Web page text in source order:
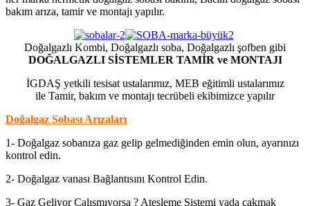
bakım arıza, tamir ve montajı yapılır.
Doğalgazlı Kombi, Doğalgazlı soba, Doğalgazlı şofben gibi
DOĞALGAZLI SİSTEMLER TAMİR ve MONTAJI
İGDAŞ yetkili tesisat ustalarımız, MEB eğitimli ustalarımız
ile Tamir, bakım ve montajı tecrübeli ekibimizce yapılır
Doğalgaz Sobası Arızaları
1- Doğalgaz sobanıza gaz gelip gelmediğinden emin olun, ayarınızı
kontrol edin.
2- Doğalgaz vanası Bağlantısını Kontrol Edin.
3- Gaz Geliyor Çalışmıyorsa ? Ateşleme Sistemi yada çakmak